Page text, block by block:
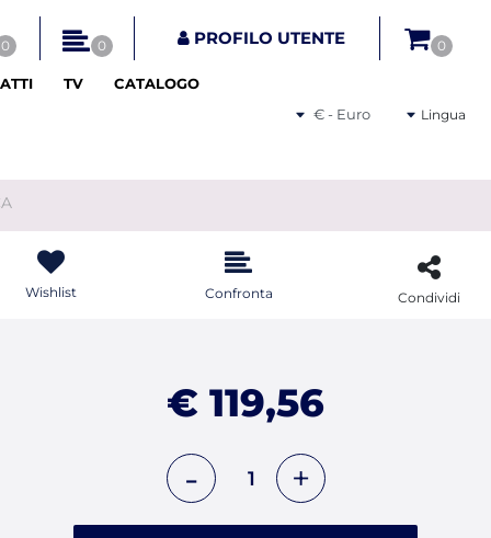
disponibili.
0 0 PROFILO UTENTE 0
TV CATALOGO
Seleziona una valutaLingua
Wishlist Confronta Condividi
€ 119,56